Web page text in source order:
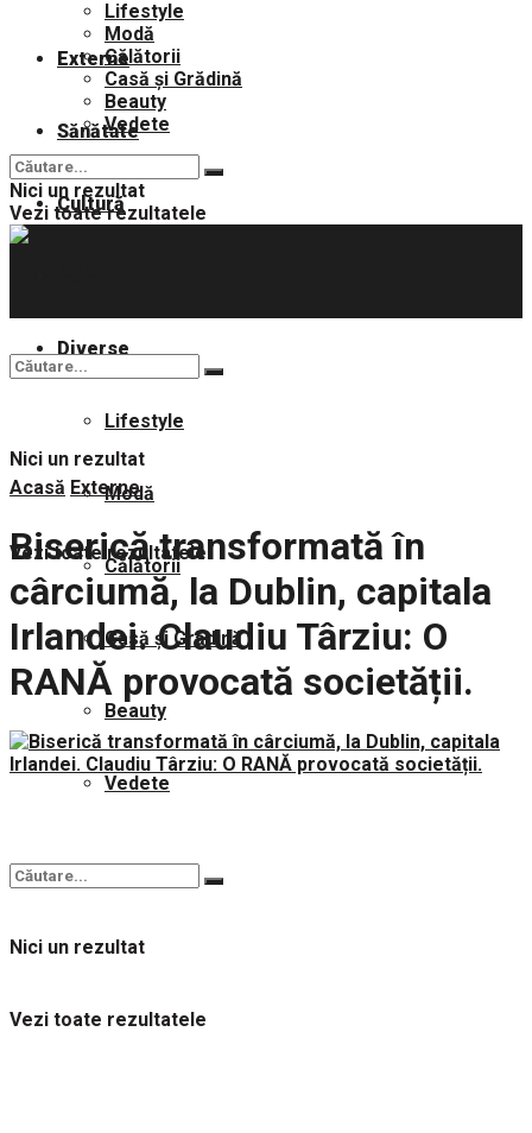
Externe
Sănătate
Cultură
Diverse
Lifestyle
Modă
Călătorii
Casă și Grădină
Beauty
Vedete
Nici un rezultat
Vezi toate rezultatele
Lifestyle
Modă
Călătorii
Casă și Grădină
Beauty
Vedete
Nici un rezultat
Vezi toate rezultatele
Nici un rezultat
Vezi toate rezultatele
Acasă Externe
Biserică transformată în
cârciumă, la Dublin, capitala
Irlandei. Claudiu Târziu: O
RANĂ provocată societății.